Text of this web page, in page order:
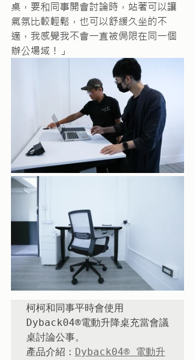
桌，要和同事開會討論時，站著可以讓
氣氛比較輕鬆，也可以舒緩久坐的不
適，我感覺我不會一直被侷限在同一個
辦公場域！」
柯柯和同事平時會使用
Dyback04®電動升降桌充當會議
桌討論公事。
產品介紹： Dyback04® 電動升